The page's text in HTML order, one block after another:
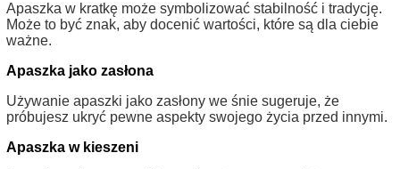
Apaszka w kratkę może symbolizować stabilność i tradycję.
Może to być znak, aby docenić wartości, które są dla ciebie
ważne.
Apaszka jako zasłona
Używanie apaszki jako zasłony we śnie sugeruje, że
próbujesz ukryć pewne aspekty swojego życia przed innymi.
Apaszka w kieszeni